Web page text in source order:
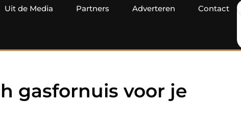
Uit de Media Partners Adverteren Contact
gasfornuis voor je